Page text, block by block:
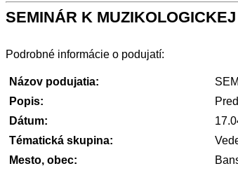
SEMINÁR K
Podrobné informácie o podujatí:
Názov podujatia:
Popis:
Dátum:
Tématická skupina:
Mesto, obec: